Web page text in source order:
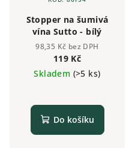
Stopper na šumivá
vína Sutto - bílý
98,35 Kč bez DPH
119 Kč
Skladem (>5 ks)
Do košíku